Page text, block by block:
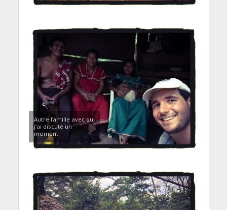
Autre famille avec qui
j’ai discuté un
moment.